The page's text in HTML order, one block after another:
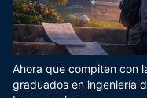
Ahora que compiten con
graduados en ingeniería